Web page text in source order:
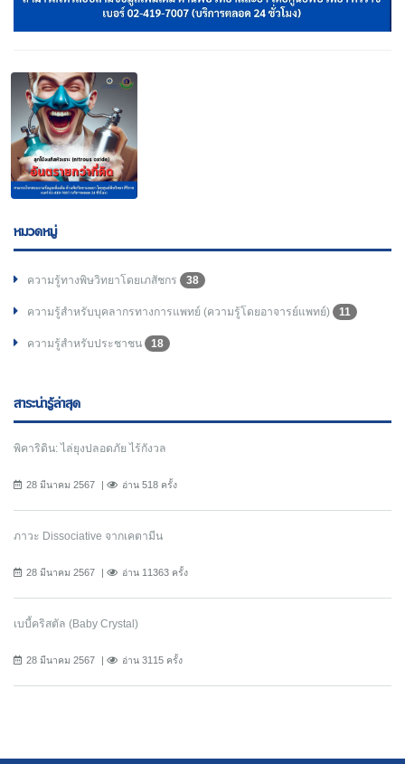
หมวดหมู่
ความรู้ทางพิษวิทยาโดยเภสัชกร 38
ความรู้สำหรับบุคลากรทางการแพทย์ (ความรู้โดยอาจารย์แพทย์) 11
ความรู้สำหรับประชาชน 18
สาระน่ารู้ล่าสุด
พิคาริดิน: ไล่ยุงปลอดภัย ไร้กังวล
28 มีนาคม 2567 อ่าน 518 ครั้ง
ภาวะ Dissociative จากเคตามีน
28 มีนาคม 2567 อ่าน 11363 ครั้ง
เบบี้คริสตัล (Baby Crystal)
28 มีนาคม 2567 อ่าน 3115 ครั้ง